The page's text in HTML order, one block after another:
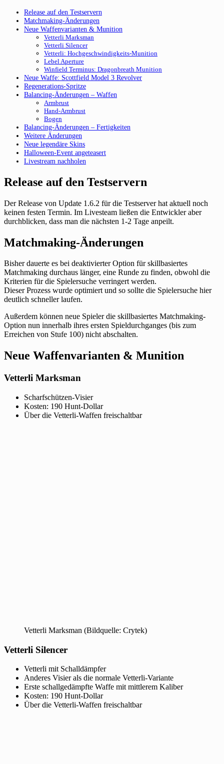
Release auf den Testservern
Matchmaking-Änderungen
Neue Waffenvarianten & Munition
Vetterli Marksman
Vetterli Silencer
Vetterli: Hochgeschwindigkeits-Munition
Lebel Aperture
Winfield Terminus: Dragonbreath Munition
Neue Waffe: Scottfield Model 3 Revolver
Regenerations-Spritze
Balancing-Änderungen – Waffen
Armbrust
Hand-Armbrust
Bogen
Balancing-Änderungen – Fertigkeiten
Weitere Änderungen
Neue legendäre Skins
Halloween-Event angeteasert
Livestream nachholen
Release auf den Testservern
Der Release von Update 1.6.2 für die Testserver hat aktuell noch
keinen festen Termin. Im Livesteam ließen die Entwickler aber
durchblicken, dass man die nächsten 1-2 Tage anpeilt.
Matchmaking-Änderungen
Bisher dauerte es bei deaktivierter Option für skillbasiertes
Matchmaking durchaus länger, eine Runde zu finden, obwohl die
Kriterien für die Spielersuche verringert werden.
Dieser Prozess wurde optimiert und so sollte die Spielersuche hier
deutlich schneller laufen.
Außerdem können neue Spieler die skillbasiertes Matchmaking-
Option nun innerhalb ihres ersten Spieldurchganges (bis zum
Erreichen von Stufe 100) nicht abschalten.
Neue Waffenvarianten & Munition
Vetterli Marksman
Scharfschützen-Visier
Kosten: 190 Hunt-Dollar
Über die Vetterli-Waffen freischaltbar
Vetterli Marksman (Bildquelle: Crytek)
Vetterli Silencer
Vetterli mit Schalldämpfer
Anderes Visier als die normale Vetterli-Variante
Erste schallgedämpfte Waffe mit mittlerem Kaliber
Kosten: 190 Hunt-Dollar
Über die Vetterli-Waffen freischaltbar